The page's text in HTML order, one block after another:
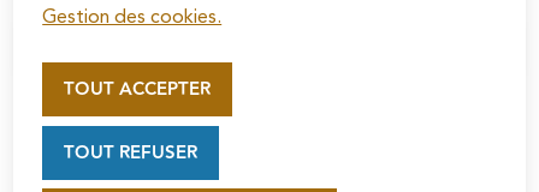
Gestion des cookies.
TOUT ACCEPTER
TOUT REFUSER
Soutenez la rénovation de la cathédrale Saint-
Maclou en vous connectant sur le site de la
Fondation du patrimoine.
LE LABEL, UNE RECONNAISSANCE
NATIONALE